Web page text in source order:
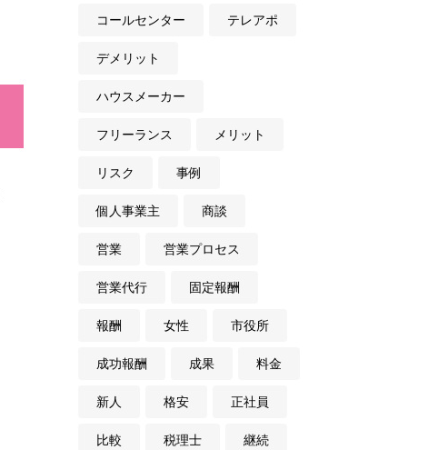
コールセンター テレアポ
デメリット
ハウスメーカー
フリーランス メリット
リスク 事例
個人事業主 商談
営業 営業プロセス
営業代行 固定報酬
報酬 女性 市役所
成功報酬 成果 料金
新人 格安 正社員
比較 税理士 継続